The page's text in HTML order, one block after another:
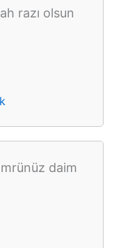
razı olsun
daim